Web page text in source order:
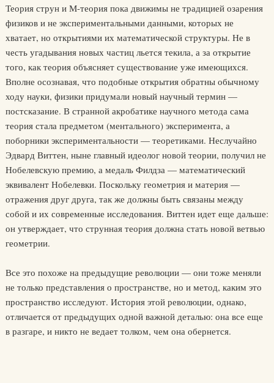
Теория струн и М-теория пока движимы не традицией озарения
физиков и не экспериментальными данными, которых не
хватает, но открытиями их математической структуры. Не в
честь угадывания новых частиц льется текила, а за открытие
того, как теория объясняет существование уже имеющихся.
Вполне осознавая, что подобные открытия обратны обычному
ходу науки, физики придумали новый научный термин —
постсказание. В странной акробатике научного метода сама
теория стала предметом (ментального) эксперимента, а
поборники экспериментальности — теоретиками. Неслучайно
Эдвард Виттен, ныне главный идеолог новой теории, получил не
Нобелевскую премию, а медаль Филдза — математический
эквивалент Нобелевки. Поскольку геометрия и материя —
отражения друг друга, так же должны быть связаны между
собой и их современные исследования. Виттен идет еще дальше:
он утверждает, что струнная теория должна стать новой ветвью
геометрии.
Все это похоже на предыдущие революции — они тоже меняли
не только представления о пространстве, но и метод, каким это
пространство исследуют. История этой революции, однако,
отличается от предыдущих одной важной деталью: она все еще
в разгаре, и никто не ведает толком, чем она обернется.